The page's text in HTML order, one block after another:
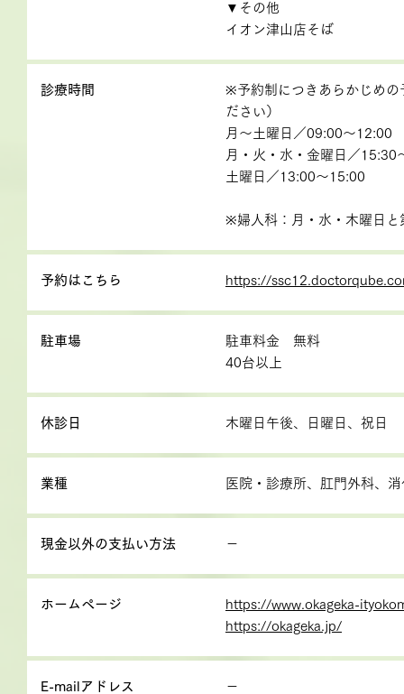
▼その他
イオン津山店そば
診療時間
※予約制につきあらかじめの
ださい）
月～土曜日／09:00～12:00
月・火・水・金曜日／15:30
土曜日／13:00～15:00
※婦人科：月・水・木曜日
予約はこちら https://
駐車場
駐車料金 無料
40台以上
休診日 木曜日午後、日曜日、祝日
業種 医院・診療所、肛門外科、
現金以外の支払い方法 －
ホームページ
https://www.okageka-
https://okageka.jp/
E-mailアドレス －